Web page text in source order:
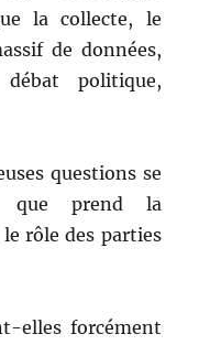
la collecte, le
de données,
politique,
questions se
que prend la
rôle des parties
elles forcément